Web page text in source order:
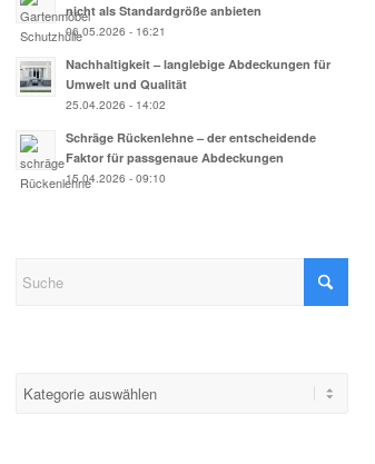
nicht als Standardgröße anbieten
06.05.2026 - 16:21
Nachhaltigkeit – langlebige Abdeckungen für
Umwelt und Qualität
25.04.2026 - 14:02
Schräge Rückenlehne – der entscheidende
Faktor für passgenaue Abdeckungen
15.04.2026 - 09:10